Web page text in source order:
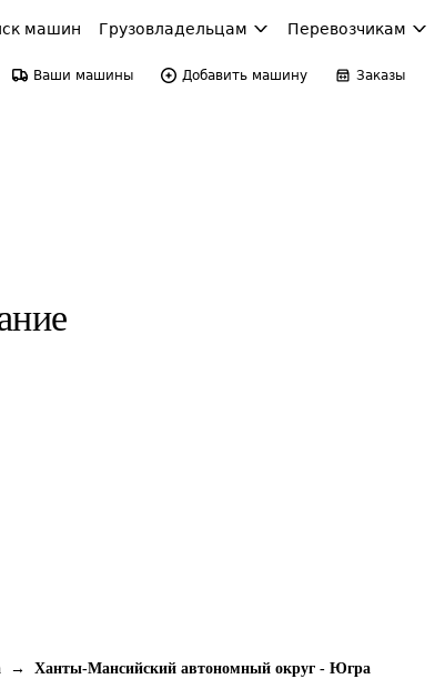
машин Грузовладельцам Перевозчикам
Ваши машины Добавить машину Заказы
→ Ханты-Мансийский автономный округ - Югра